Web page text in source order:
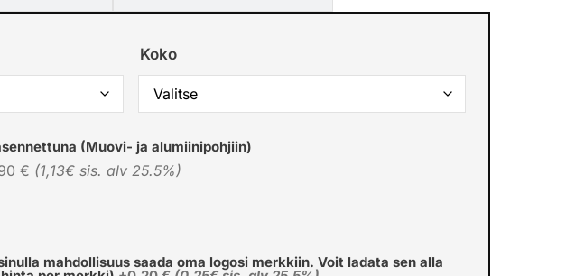
Koko
(Muovi- ja alumiinipohjiin)
€ (1,13€ sis. alv 25.5%)
mahdollisuus saada oma logosi merkkiin. Voit ladata sen alla